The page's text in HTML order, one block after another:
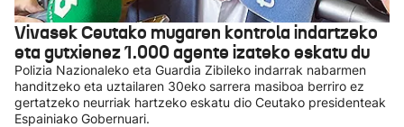
Vivasek Ceutako mugaren kontrola indartzeko
eta gutxienez 1.000 agente izateko eskatu du
Polizia Nazionaleko eta Guardia Zibileko indarrak nabarmen
handitzeko eta uztailaren 30eko sarrera masiboa berriro ez
gertatzeko neurriak hartzeko eskatu dio Ceutako presidenteak
Espainiako Gobernuari.